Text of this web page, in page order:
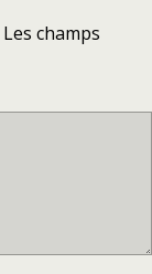
Les champs